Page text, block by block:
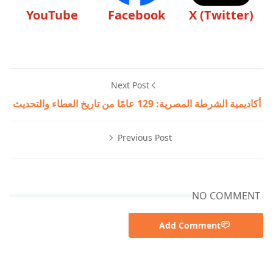
X (Twitter)
Facebook
YouTube
Next Post
أكاديمية الشرطة المصرية: 129 عامًا من تاريخ العطاء والتحديث
Previous Post
NO COMMENT
Add Comment